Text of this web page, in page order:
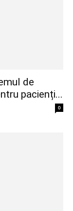
de
pacienți...
0